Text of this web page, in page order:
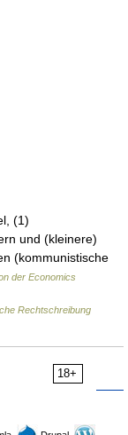
(1)
und (kleinere)
(kommunistische
der Economics
Rechtschreibung
18+